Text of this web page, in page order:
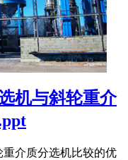
机与斜轮重介
重介质分选机比较的优